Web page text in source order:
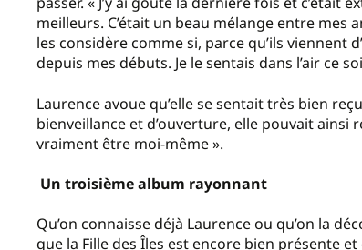
meilleurs. C’était un beau mélange entre mes
les considère comme si, parce qu’ils viennent
depuis mes débuts. Je le sentais dans l’air ce
Laurence avoue qu’elle se sentait très bien
bienveillance et d’ouverture, elle pouvait
vraiment être moi-même ».
Un troisième album rayonnant
Qu’on connaisse déjà Laurence ou qu’on la
que la Fille des Îles est encore bien présente